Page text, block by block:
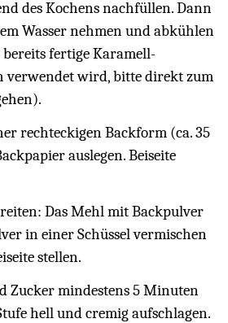
des Kochens nachfüllen. Dann
Wasser nehmen und abkühlen
bereits fertige Karamell-
verwendet wird, bitte direkt zum
rechteckigen Backform (ca. 35
auslegen. Beiseite
Das Mehl mit Backpulver
in einer Schüssel vermischen
stellen.
Zucker mindestens 5 Minuten
hell und cremig aufschlagen.